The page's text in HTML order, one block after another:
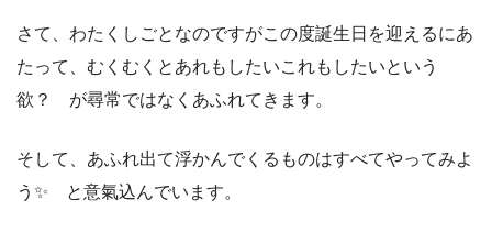
さて、わたくしごとなのですがこの度誕生日を迎えるにあ
たって、むくむくとあれもしたいこれもしたいという
欲？ が尋常ではなくあふれてきます。
そして、あふれ出て浮かんでくるものはすべてやってみよ
う✨ と意氣込んでいます。